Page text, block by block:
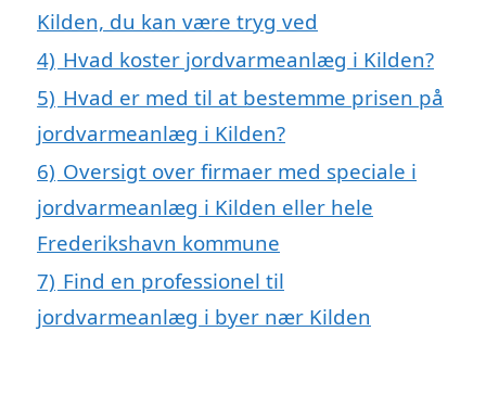
Kilden, du kan være tryg ved
4) Hvad koster jordvarmeanlæg i Kilden?
5) Hvad er med til at bestemme prisen på
jordvarmeanlæg i Kilden?
6) Oversigt over firmaer med speciale i
jordvarmeanlæg i Kilden eller hele
Frederikshavn kommune
7) Find en professionel til
jordvarmeanlæg i byer nær Kilden